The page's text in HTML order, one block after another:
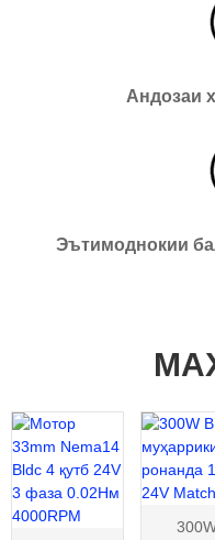
Андозаи
Эътимоднокии